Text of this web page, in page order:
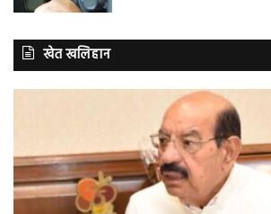
खेत खलिहान